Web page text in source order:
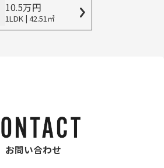
10.5万円
1LDK | 42.51㎡
お問い合わせ